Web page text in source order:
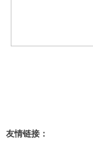
友情链接：